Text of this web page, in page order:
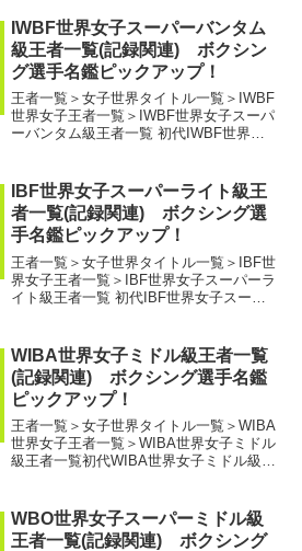
ビー級王者 ダリス・ミハエルゾウスキ
ー(...
IWBF世界女子スーパーバンタム
級王者一覧(記録関連) ボクシン
グ選手名鑑ピックアップ！
王者一覧＞女子世界タイトル一覧＞IWBF
世界女子王者一覧＞IWBF世界女子スーパ
ーバンタム級王者一覧 初代IWBF世界女
タム級王者 レオナ・ブラウン(米) ...
IBF世界女子スーパーライト級王
者一覧(記録関連) ボクシング選
手名鑑ピックアップ！
王者一覧＞女子世界タイトル一覧＞IBF世
界女子王者一覧＞IBF世界女子スーパーラ
イト級王者一覧 初代IBF世界女子スーパ
王者 マリサ・ガブリエラ・ヌニェス(亜)
第...
WIBA世界女子ミドル級王者一覧
(記録関連) ボクシング選手名鑑
ピックアップ！
王者一覧＞女子世界タイトル一覧＞WIBA
世界女子王者一覧＞WIBA世界女子ミドル
級王者一覧初代WIBA世界女子ミドル級王
シア・ロビンソン(米)第3代WIBA世...
WBO世界女子スーパーミドル級
王者一覧(記録関連) ボクシング